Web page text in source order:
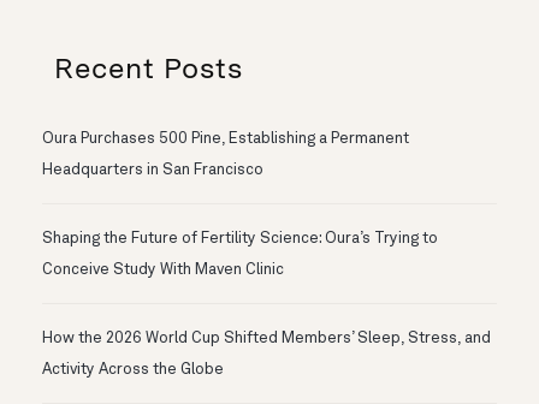
Recent Posts
Oura Purchases 500 Pine, Establishing a Permanent
Headquarters in San Francisco
Shaping the Future of Fertility Science: Oura’s Trying to
Conceive Study With Maven Clinic
How the 2026 World Cup Shifted Members’ Sleep, Stress, and
Activity Across the Globe